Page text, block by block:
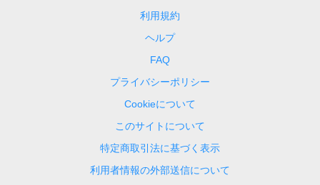
利用規約
ヘルプ
FAQ
プライバシーポリシー
Cookieについて
このサイトについて
特定商取引法に基づく表示
利用者情報の外部送信について